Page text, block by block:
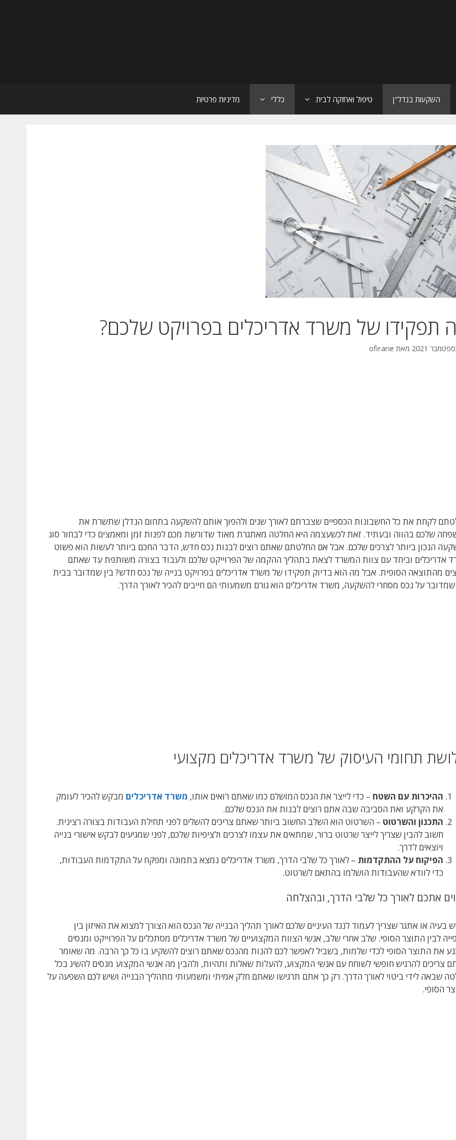
השקעות בנדל"ן טיפול ואחזקה לבית כללי מדיניות פרטיות
תפקידו של משרד אדריכלים בפרויקט שלכם?
מאת ofirarie
לקחת את כל החשבונות הכספיים שצברתם לאורך שנים ולהפוך אותם להשקעה בתחום הנדלן שתשרת את
שלכם בהווה ובעתיד. זאת לכשעצמה היא החלטה מאתגרת מאוד שדורשת מכם לפנות זמן ומאמצים כדי לבחור סוג
הנכון ביותר לצרכים שלכם. אבל אם החלטתם שאתם רוצים לבנות נכס חדש, הדבר החכם ביותר לעשות הוא פשוט
אדריכלים וביחד עם צוות המשרד לצאת בתהליך ההקמה של הפרוייקט שלכם ולעבוד בצורה משותפת עד שאתם
מהתוצאה הסופית. אבל מה הוא בדיוק תפקידו של משרד אדריכלים בפרויקט בנייה של נכס חדש? בין שמדובר בבית
שמדובר על נכס מסחרי להשקעה, משרד אדריכלים הוא גורם משמעותי הם חייבים להכיר לאורך הדרך.
תחומי העיסוק של משרד אדריכלים מקצועי
ההיכרות עם השטח – כדי לייצר את הנכס המושלם כמו שאתם רואים אותו, משרד אדריכלים מבקש להכיר לעומק
את הקרקע ואת הסביבה שבה אתם רוצים לבנות את הנכס שלכם.
התכנון והשרטוט – השרטוט הוא השלב החשוב ביותר שאתם צריכים להשלים לפני תחילת העבודות בצורה רצינית.
חשוב להבין שצריך לייצר שרטוט ברור, שמתאים את עצמו לצרכים ולציפיות שלכם, לפני שמגיעים לבקש אישורי בנייה
ויוצאים לדרך.
הפיקוח על ההתקדמות – לאורך כל שלבי הדרך, משרד אדריכלים נמצא בתמונה ומפקח על התקדמות העבודות,
כדי לוודא שהעבודות הושלמו בהתאם לשרטוט.
אתכם לאורך כל שלבי הדרך, ובהצלחה
בעיה או אתגר שצריך לעמוד לנגד העיניים שלכם לאורך תהליך הבנייה של הנכס הוא הצורך למצוא את האיזון בין
לבין התוצר הסופי. שלב אחרי שלב, אנשי הצוות המקצועיים של משרד אדריכלים מסתכלים על הפרוייקט ומנסים
את התוצר הסופי לכדי שלמות, בשביל לאפשר לכם להנות מהנכס שאתם רוצים להשקיע בו כל כך הרבה. מה שאומר
צריכים להרגיש חופשי לשוחח עם אנשי המקצוע, להעלות שאלות ותהיות, ולהבין מה אנשי המקצוע מנסים להשיג בכל
שבאה לידי ביטוי לאורך הדרך. רק כך אתם תרגישו שאתם חלק אמיתי ומשמעותי מתהליך הבנייה ושיש לכם השפעה על
הסופי.